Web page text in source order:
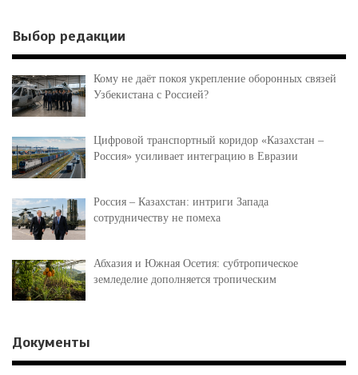
Выбор редакции
Кому не даёт покоя укрепление оборонных связей
Узбекистана с Россией?
Цифровой транспортный коридор «Казахстан –
Россия» усиливает интеграцию в Евразии
Россия – Казахстан: интриги Запада
сотрудничеству не помеха
Абхазия и Южная Осетия: субтропическое
земледелие дополняется тропическим
Документы